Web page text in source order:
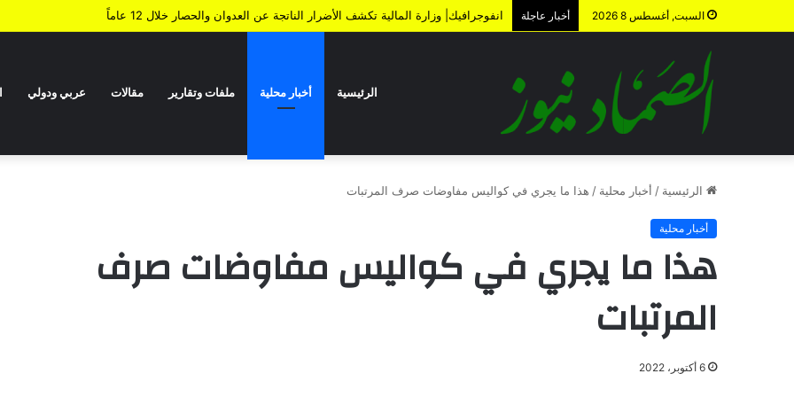
السبت, أغسطس 8 2026 أخبار عاجلة أوهام “اتفاقية مكة”
الرئيسية أخبار محلية ملفات وتقارير مقالات عربي ودولي
الرئيسية / أخبار محلية / هذا ما يجري في كواليس مفاوضات صرف المرتبات
أخبار محلية
هذا ما يجري في كواليس مفاوضات صرف
المرتبات
6 أكتوبر، 2022